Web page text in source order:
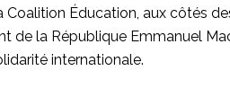
Coalition Éducation, aux côtés
de la République Emmanuel
internationale.